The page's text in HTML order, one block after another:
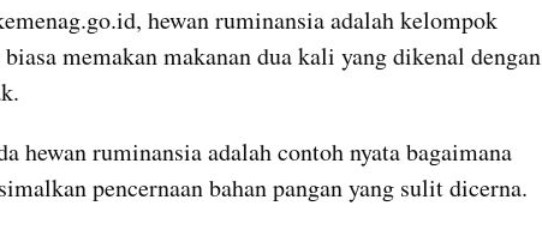
hewan ruminansia adalah kelompok
memakan makanan dua kali yang dikenal dengan
hewan ruminansia adalah contoh nyata bagaimana
pencernaan bahan pangan yang sulit dicerna.